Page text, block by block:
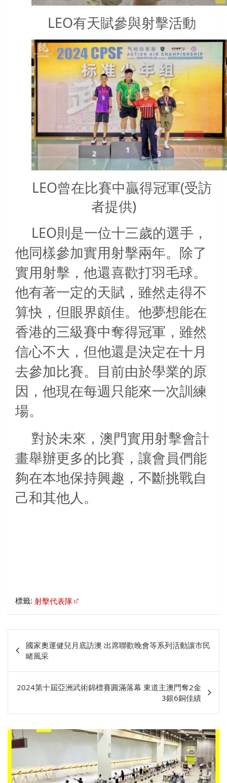
LEO有天賦參與射擊活動
LEO曾在比賽中贏得冠軍(受訪
者提供)
LEO則是一位十三歲的選手，
他同樣參加實用射擊兩年。除了
實用射擊，他還喜歡打羽毛球。
他有著一定的天賦，雖然走得不
算快，但眼界頗佳。他夢想能在
香港的三級賽中奪得冠軍，雖然
信心不大，但他還是決定在十月
去參加比賽。目前由於學業的原
因，他現在每週只能來一次訓練
場。
對於未來，澳門實用射擊會計
畫舉辦更多的比賽，讓會員們能
夠在本地保持興趣，不斷挑戰自
己和其他人。
標籤: 射擊代表隊
章
相
關
國家奧運健兒月底訪澳 出席聯歡晚會等系列活動讓市民
睹風采
2024第十屆亞洲武術錦標賽圓滿落幕 東道主澳門奪2金
3銀6銅佳績